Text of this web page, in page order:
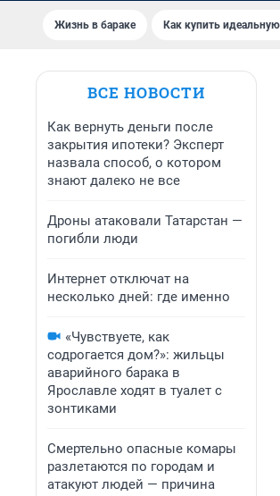
Жизнь в бараке Как купить
ВСЕ НОВОСТИ
Как вернуть деньги после
закрытия ипотеки? Эксперт
назвала способ, о котором
знают далеко не все
Дроны атаковали Татарстан —
погибли люди
Интернет отключат на
несколько дней: где именно
«Чувствуете, как
содрогается дом?»: жильцы
аварийного барака в
Ярославле ходят в туалет с
зонтиками
Смертельно опасные комары
разлетаются по городам и
атакуют людей — причина